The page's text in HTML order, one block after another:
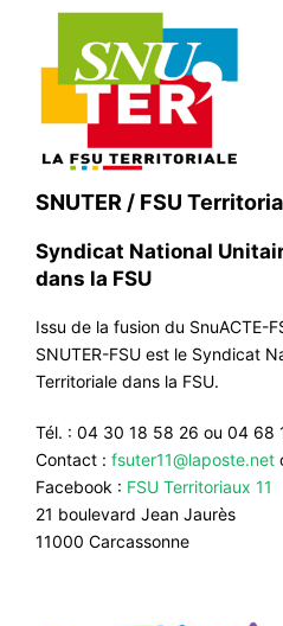
SNUTER / FSU
Syndicat National
dans la FSU
Issu de la fusion du SnuACTE-
SNUTER-FSU est le Syndicat
Territoriale dans la FSU.
Tél. : 04 30 18 58 26 ou 04 68
Contact : fsuter11@laposte.net
Facebook : FSU Territoriaux 11
21 boulevard Jean Jaurès
11000 Carcassonne